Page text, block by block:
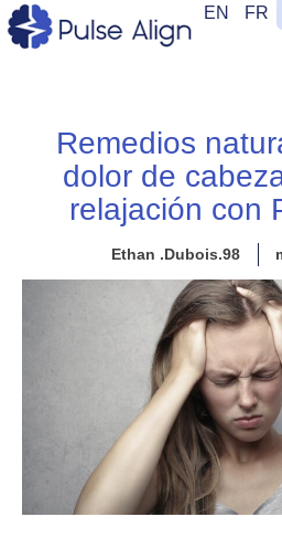
al
EN FR
Remedios
dolor de
relajación con
Ethan .Dubois.98